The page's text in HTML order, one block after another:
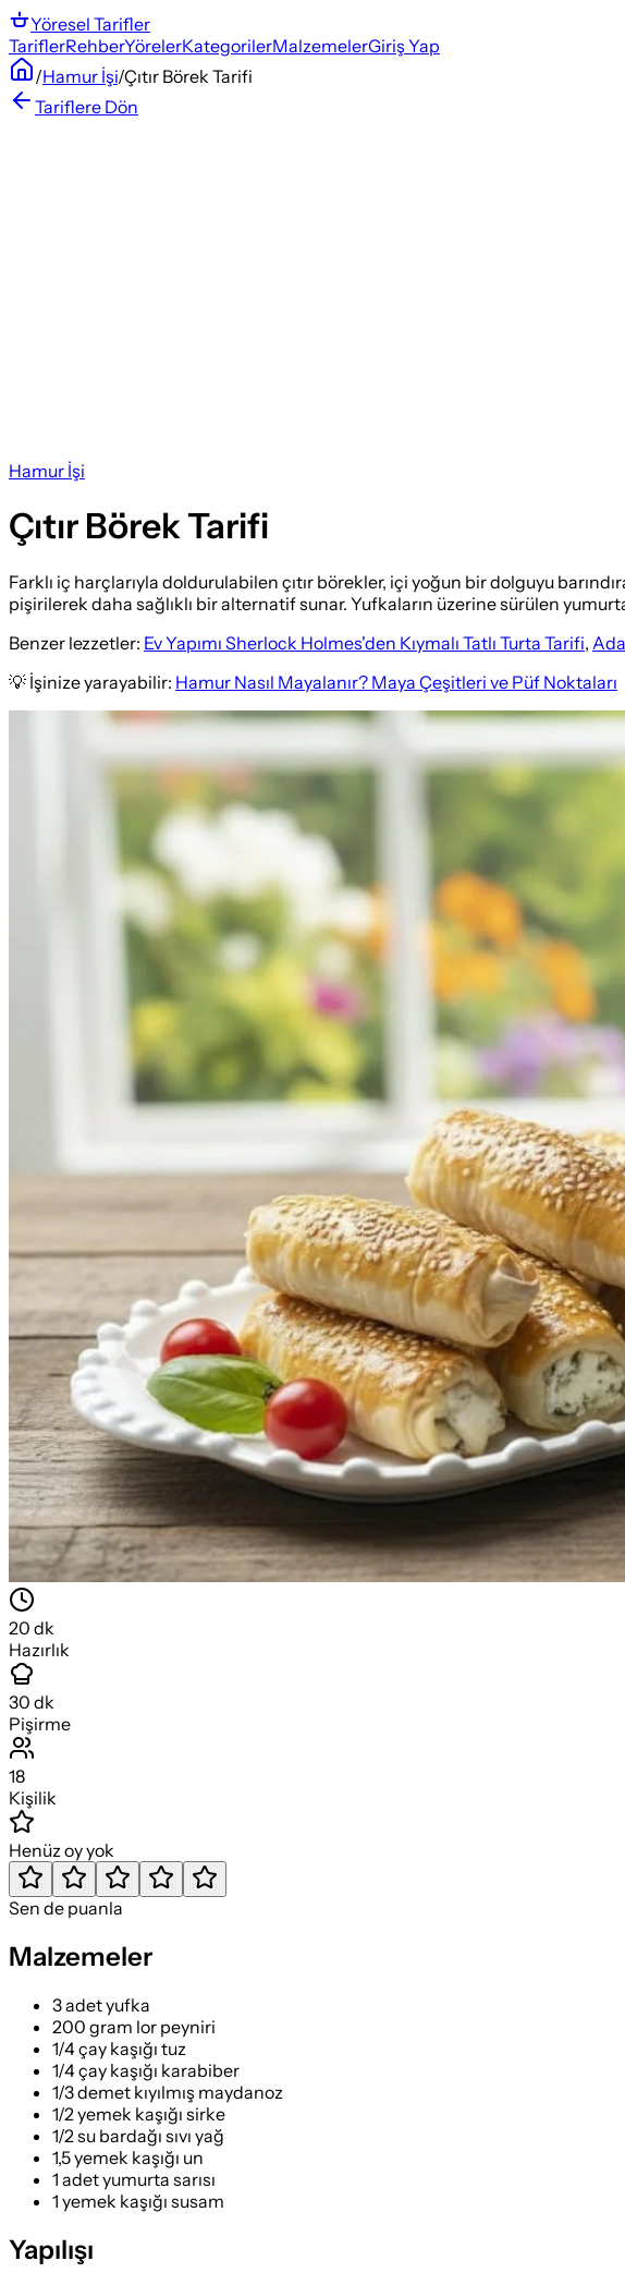
Yöresel Tarifler
TariflerRehberYörelerKategorilerMalzemelerGiriş Yap
/Hamur İşi/Çıtır Börek Tarifi
Tariflere Dön
Hamur İşi
Çıtır Börek Tarifi
Farklı iç harçlarıyla doldurulabilen çıtır börekler, içi yoğun bir dolguyu
pişirilerek daha sağlıklı bir alternatif sunar. Yufkaların üzerine sürülen
Benzer lezzetler: Ev Yapımı Sherlock Holmes'den Kıymalı Tatlı Turta Tarifi,
💡 İşinize yarayabilir: Hamur Nasıl Mayalanır? Maya Çeşitleri ve Püf Noktaları
20 dk
Hazırlık
30 dk
Pişirme
18
Kişilik
Henüz oy yok
Sen de puanla
Malzemeler
3 adet yufka
200 gram lor peyniri
1/4 çay kaşığı tuz
1/4 çay kaşığı karabiber
1/3 demet kıyılmış maydanoz
1/2 yemek kaşığı sirke
1/2 su bardağı sıvı yağ
1,5 yemek kaşığı un
1 adet yumurta sarısı
1 yemek kaşığı susam
Yapılışı